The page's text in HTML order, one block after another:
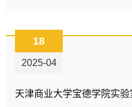
18
2025-04
天津商业大学宝德学院实